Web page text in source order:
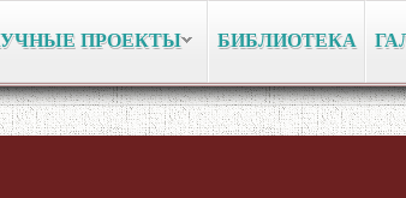
ПРОЕКТЫ БИБЛИОТЕКА